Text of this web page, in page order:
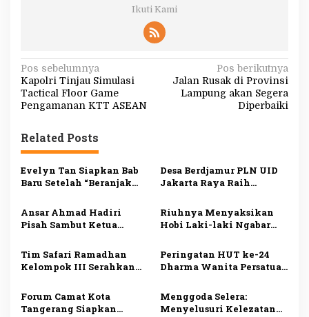
Ikuti Kami
N
a
v
i
g
a
s
i
p
o
s
Pos sebelumnya
Kapolri Tinjau Simulasi
Tactical Floor Game
Pengamanan KTT ASEAN
Pos berikutnya
Jalan Rusak di Provinsi
Lampung akan Segera
Diperbaiki
Related Posts
Evelyn Tan Siapkan Bab
Baru Setelah “Beranjak
Berlanjut di 2026
Desa Berdjamur PLN UID
Jakarta Raya Raih
2024
Ansar Ahmad Hadiri
Pisah Sambut Ketua
Agama Kepri
Riuhnya Menyaksikan
Hobi Laki-laki Ngabar
Madiun
Tim Safari Ramadhan
Kelompok III Serahkan
dan Anak Yatim
Peringatan HUT ke-24
Dharma Wanita Persatuan
Forum Camat Kota
Tangerang Siapkan
Menggoda Selera:
Menyelusuri Kelezatan